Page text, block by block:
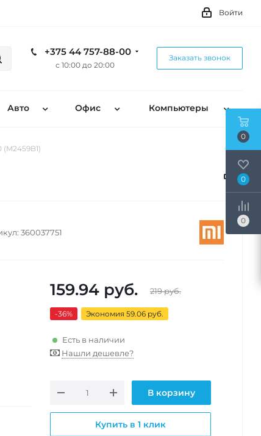
Войти
+375 44 757-88-00
с 10:00 до 20:00
Заказать звонок
Авто Офис Компьютеры
360037751
159.94 руб. 219руб.
-36% Экономия 59.06 руб.
Есть в наличии
Нашли дешевле?
В корзину
Купить в 1 клик
0
0
0